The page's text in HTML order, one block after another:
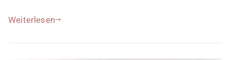
Weiterlesen